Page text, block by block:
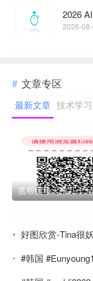
2026-
文章专区
最新文章 技术学习
赏帮赚每天撸几十
好图欣赏-Tina很
#韩国